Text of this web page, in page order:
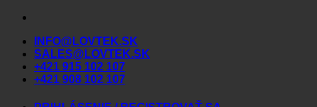
Skip
contentINFO@LOVTEK.SK
SALES@LOVTEK.SK
+421 915 102 107
+421 908 102 107